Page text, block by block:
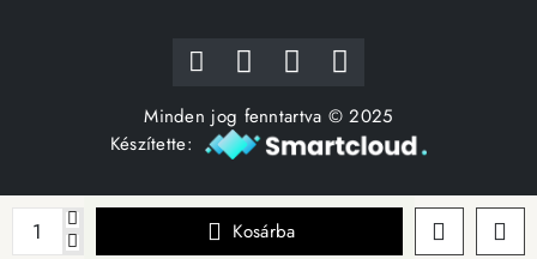
Kosárba
Minden jog fenntartva © 2025
Készítette: